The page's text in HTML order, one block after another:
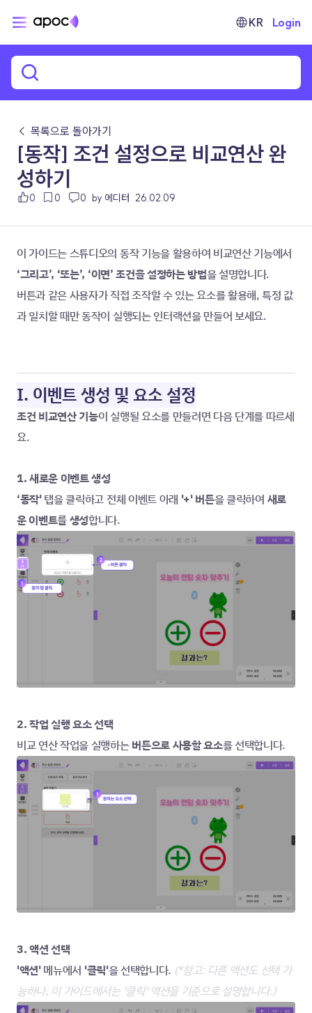
KR Login
← 목록으로 돌아가기
[동작] 조건 설정으로 비교연산 완
성하기
0 0 0 by 에디터 26.02.09
‘그리고’, ‘또는’, ‘이면’ 조건을 설정하는 방법을 설명합니다.
버튼과 같은 사용자가 직접 조작할 수 있는 요소를 활용해, 특정 값
과 일치할 때만 동작이 실행되는 인터랙션을 만들어 보세요.
I. 이벤트 생성 및 요소 설정
조건 비교연산 기능이 실행될 요소를 만들려면 다음 단계를 따르세
요.
1. 새로운 이벤트 생성
‘동작' 탭을 클릭하고 전체 이벤트 아래 '+' 버튼을 클릭하여 새로
운 이벤트를 생성합니다.
2. 작업 실행 요소 선택
비교 연산 작업을 실행하는 버튼으로 사용할 요소를 선택합니다.
3. 액션 선택
'액션' 메뉴에서 '클릭'을 선택합니다. (*참고: 다른 액션도 선택 가
능하나, 이 가이드에서는 '클릭' 액션을 기준으로 설명합니다.)